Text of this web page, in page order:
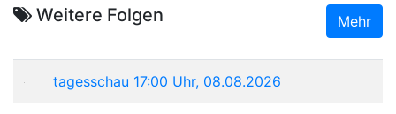
Weitere Folgen Mehr
tagesschau 17:00 Uhr, 08.08.2026